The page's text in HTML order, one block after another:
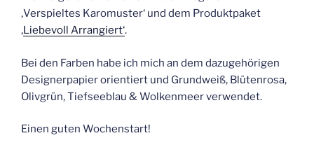
‚Verspieltes Karomuster‘ und dem Produktpaket
‚Liebevoll Arrangiert‘.
Bei den Farben habe ich mich an dem dazugehörigen
Designerpapier orientiert und Grundweiß, Blütenrosa,
Olivgrün, Tiefseeblau & Wolkenmeer verwendet.
Einen guten Wochenstart!